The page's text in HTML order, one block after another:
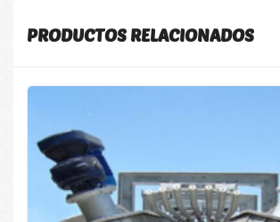
PRODUCTOS RELACIONADOS